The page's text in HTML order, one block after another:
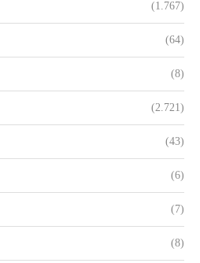
(1.767)
(64)
(8)
(2.721)
(43)
(6)
(7)
(8)